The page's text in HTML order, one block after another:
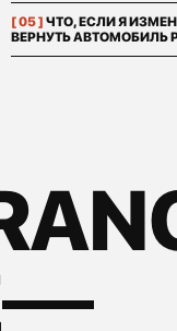
[ 05 ] ЧТО, ЕСЛИ Я
ВЕРНУТЬ АВТОМОБИЛЬ